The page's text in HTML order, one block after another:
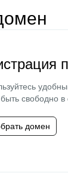
свободно
домен